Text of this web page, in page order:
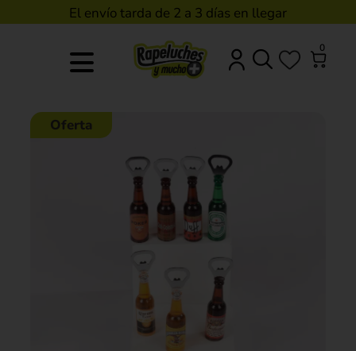
El envío tarda de 2 a 3 días en llegar
0